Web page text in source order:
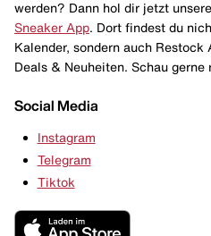
werden? Dann hol dir jetzt
Sneaker App. Dort findest du
Kalender, sondern auch
Deals & Neuheiten. Schau gerne
Social Media
Instagram
Telegram
Tiktok